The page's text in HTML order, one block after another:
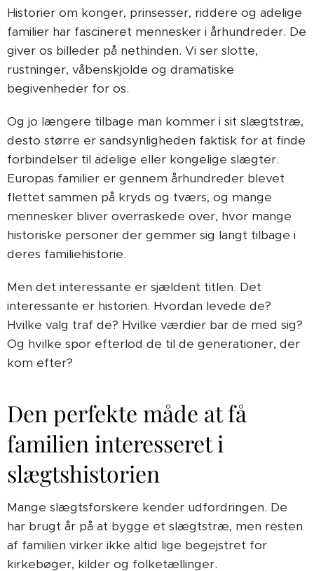
Historier om konger, prinsesser, riddere og adelige
familier har fascineret mennesker i århundreder. De
giver os billeder på nethinden. Vi ser slotte,
rustninger, våbenskjolde og dramatiske
begivenheder for os.
Og jo længere tilbage man kommer i sit slægtstræ,
desto større er sandsynligheden faktisk for at finde
forbindelser til adelige eller kongelige slægter.
Europas familier er gennem århundreder blevet
flettet sammen på kryds og tværs, og mange
mennesker bliver overraskede over, hvor mange
historiske personer der gemmer sig langt tilbage i
deres familiehistorie.
Men det interessante er sjældent titlen. Det
interessante er historien. Hvordan levede de?
Hvilke valg traf de? Hvilke værdier bar de med sig?
Og hvilke spor efterlod de til de generationer, der
kom efter?
Den perfekte måde at få
familien interesseret i
slægtshistorien
Mange slægtsforskere kender udfordringen. De
har brugt år på at bygge et slægtstræ, men resten
af familien virker ikke altid lige begejstret for
kirkebøger, kilder og folketællinger.